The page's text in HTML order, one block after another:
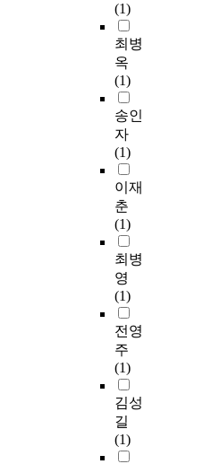
(1)
최병
옥
(1)
송인
자
(1)
이재
춘
(1)
최병
영
(1)
전영
주
(1)
김성
길
(1)